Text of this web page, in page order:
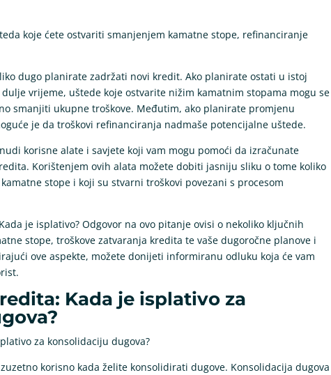
koje ćete ostvariti smanjenjem kamatne stope, refinanciranje
dugo planirate zadržati novi kredit. Ako planirate ostati u istoj
vrijeme, uštede koje ostvarite nižim kamatnim stopama mogu se
smanjiti ukupne troškove. Međutim, ako planirate promjenu
je da troškovi refinanciranja nadmaše potencijalne uštede.
korisne alate i savjete koji vam mogu pomoći da izračunate
Korištenjem ovih alata možete dobiti jasniju sliku o tome koliko
stope i koji su stvarni troškovi povezani s procesom
je isplativo? Odgovor na ovo pitanje ovisi o nekoliko ključnih
stope, troškove zatvaranja kredita te vaše dugoročne planove i
ove aspekte, možete donijeti informiranu odluku koja će vam
Kada je isplativo za
za konsolidaciju dugova?
korisno kada želite konsolidirati dugove. Konsolidacija dugova